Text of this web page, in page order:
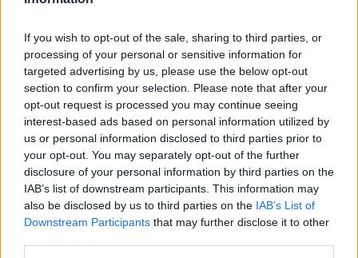
If you wish to opt-out of the sale, sharing to third parties, or
processing of your personal or sensitive information for
targeted advertising by us, please use the below opt-out
section to confirm your selection. Please note that after your
opt-out request is processed you may continue seeing
interest-based ads based on personal information utilized by
us or personal information disclosed to third parties prior to
your opt-out. You may separately opt-out of the further
disclosure of your personal information by third parties on the
IAB’s list of downstream participants. This information may
also be disclosed by us to third parties on the IAB’s List of
Downstream Participants that may further disclose it to other
2017
Ajax Feyenoord PSV
Fraser begint aan nieuwe uitdaging: oud-
Feyenoorder tekent als bondscoach
Kan Givairo Read de duurste verdediger ooit van
Feyenoord worden? Deze records liggen binnen
bereik
deze twee posities nog versterken